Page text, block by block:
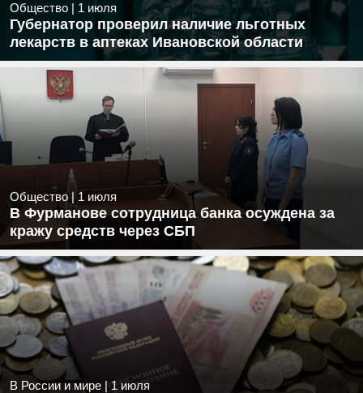
Общество | 1 июля
Губернатор проверил наличие льготных
лекарств в аптеках Ивановской области
Общество|1 июля
В Фурманове сотрудница банка осуждена за
кражу средств через СБП
В России и мире |1 июля